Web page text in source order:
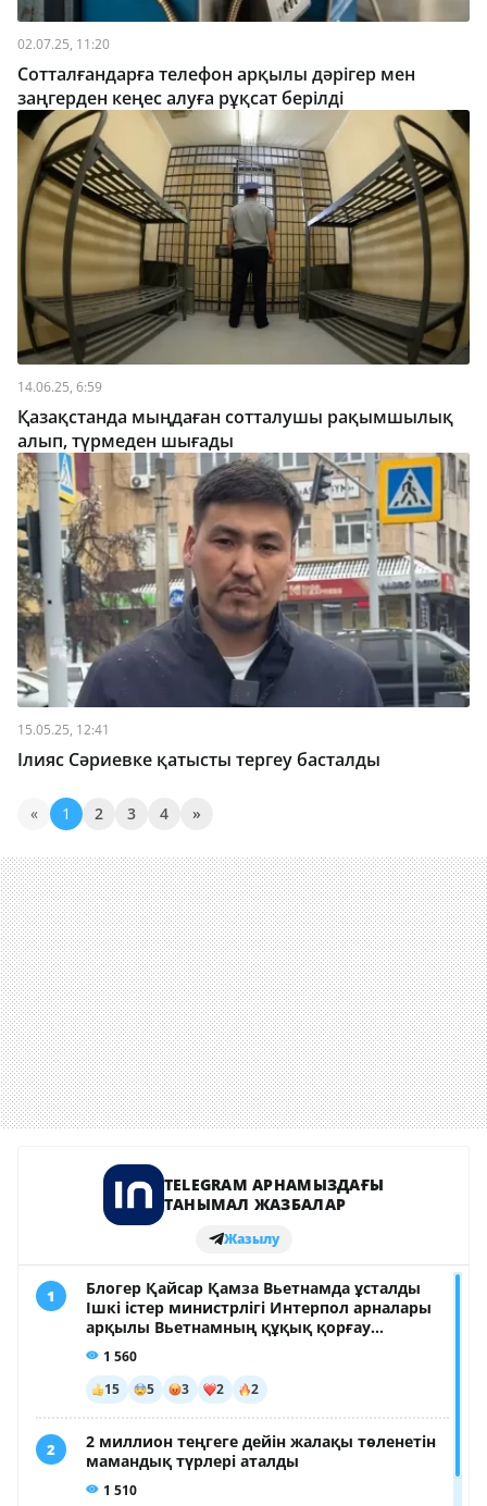
02.07.25, 11:20
Сотталғандарға телефон арқылы дәрігер мен
заңгерден кеңес алуға рұқсат берілді
14.06.25, 6:59
Қазақстанда мыңдаған сотталушы рақымшылық
алып, түрмеден шығады
15.05.25, 12:41
Ілияс Сәриевке қатысты тергеу басталды
« 1 2 3 4 »